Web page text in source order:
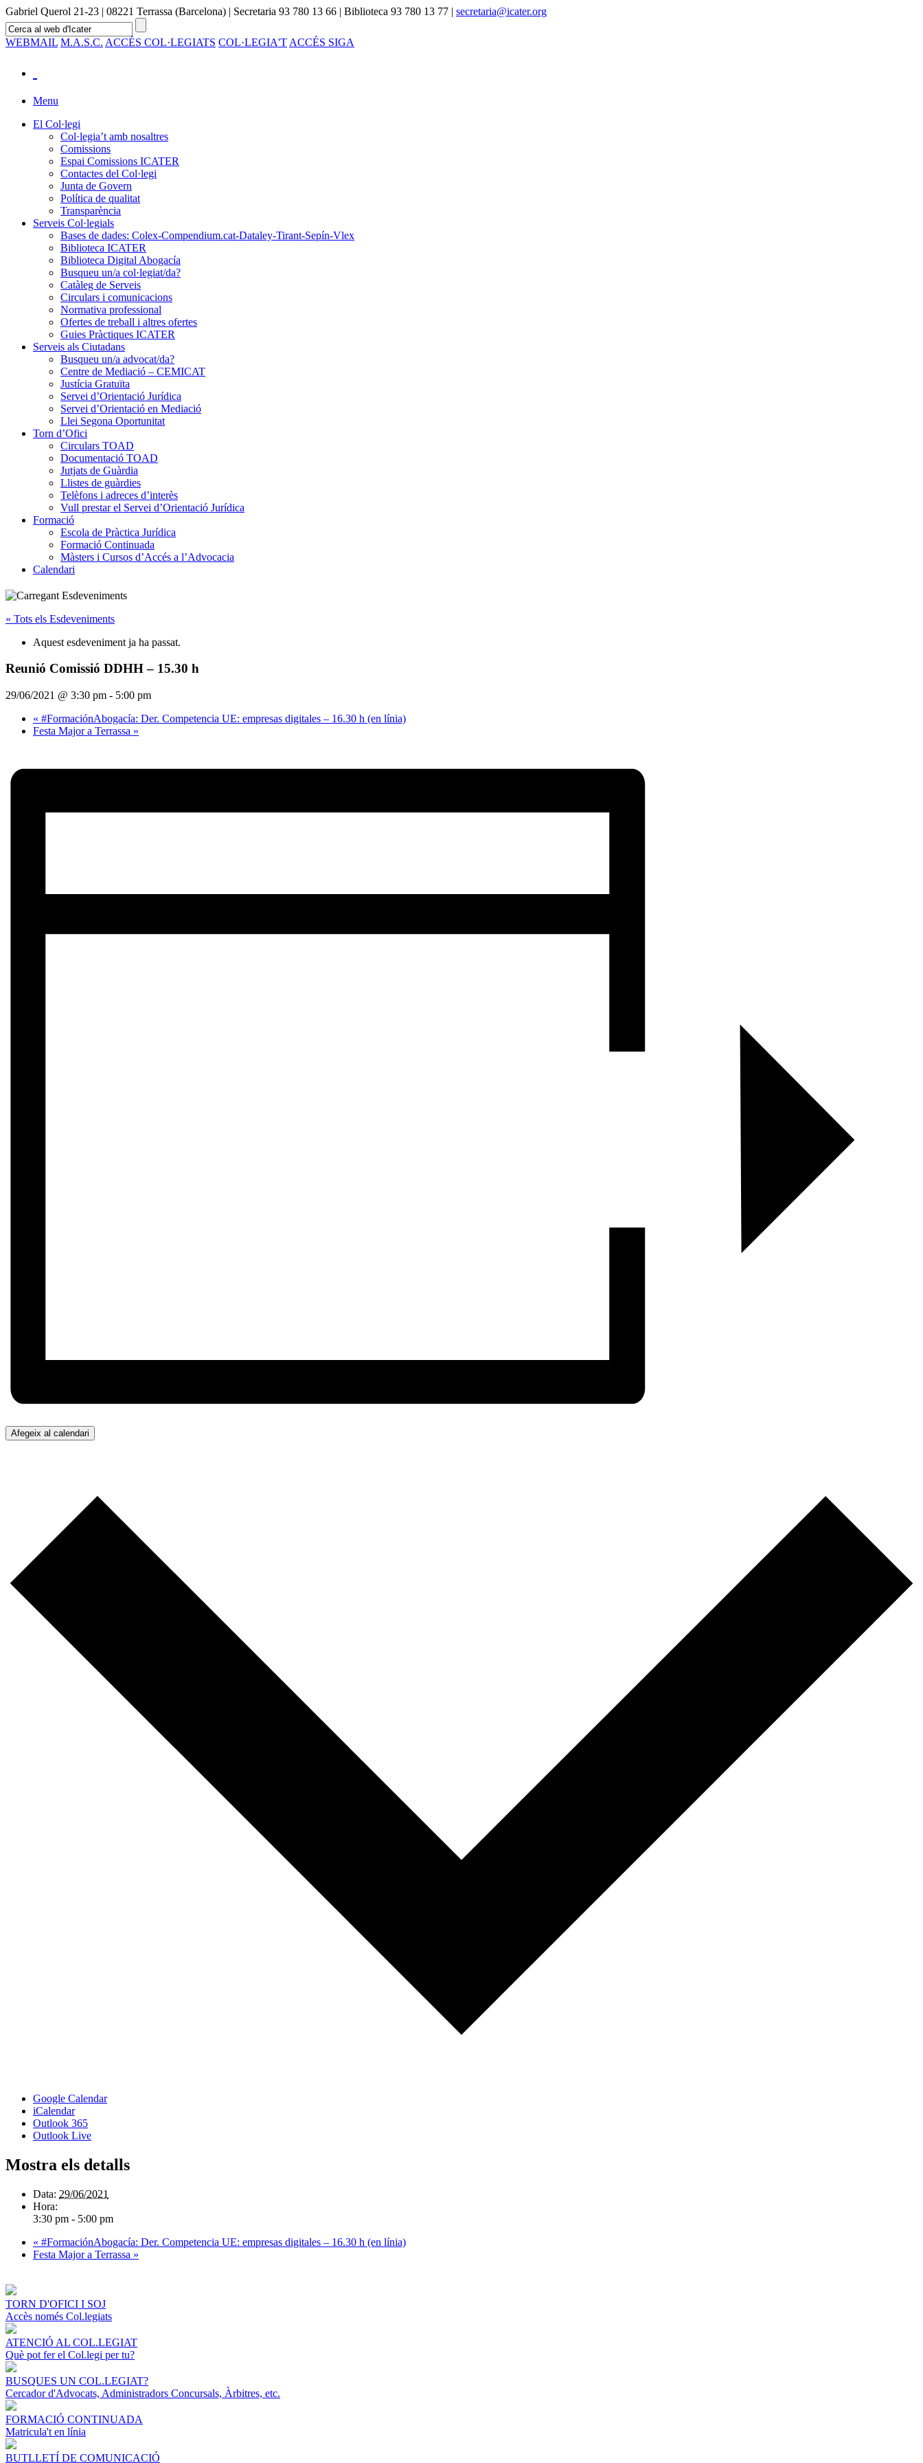
Gabriel Querol 21-23 | 08221 Terrassa (Barcelona) | Secretaria 93 780 13 66 | Biblioteca 93 780 13 77 | secretaria@icater.org
WEBMAIL M.A.S.C. ACCÉS COL·LEGIATS COL·LEGIA'T ACCÉS SIGA
Menu
El Col·legi
Col·legia’t amb nosaltres
Comissions
Espai Comissions ICATER
Contactes del Col·legi
Junta de Govern
Política de qualitat
Transparència
Serveis Col·legials
Bases de dades: Colex-Compendium.cat-Dataley-Tirant-Sepín-Vlex
Biblioteca ICATER
Biblioteca Digital Abogacía
Busqueu un/a col·legiat/da?
Catàleg de Serveis
Circulars i comunicacions
Normativa professional
Ofertes de treball i altres ofertes
Guies Pràctiques ICATER
Serveis als Ciutadans
Busqueu un/a advocat/da?
Centre de Mediació – CEMICAT
Justícia Gratuïta
Servei d’Orientació Jurídica
Servei d’Orientació en Mediació
Llei Segona Oportunitat
Torn d’Ofici
Circulars TOAD
Documentació TOAD
Jutjats de Guàrdia
Llistes de guàrdies
Telèfons i adreces d’interès
Vull prestar el Servei d’Orientació Jurídica
Formació
Escola de Pràctica Jurídica
Formació Continuada
Màsters i Cursos d’Accés a l’Advocacia
Calendari
« Tots els Esdeveniments
Aquest esdeveniment ja ha passat.
Reunió Comissió DDHH – 15.30 h
29/06/2021 @ 3:30 pm - 5:00 pm
« #FormaciónAbogacía: Der. Competencia UE: empresas digitales – 16.30 h (en línia)
Festa Major a Terrassa »
Afegeix al calendari
Google Calendar
iCalendar
Outlook 365
Outlook Live
Mostra els detalls
Data: 29/06/2021
Hora:
3:30 pm - 5:00 pm
« #FormaciónAbogacía: Der. Competencia UE: empresas digitales – 16.30 h (en línia)
Festa Major a Terrassa »
TORN D'OFICI I SOJ
Accès només Col.legiats
ATENCIÓ AL COL.LEGIAT
Què pot fer el Col.legi per tu?
BUSQUES UN COL.LEGIAT?
Cercador d'Advocats, Administradors Concursals, Àrbitres, etc.
FORMACIÓ CONTINUADA
Matricula't en línia
BUTLLETÍ DE COMUNICACIÓ